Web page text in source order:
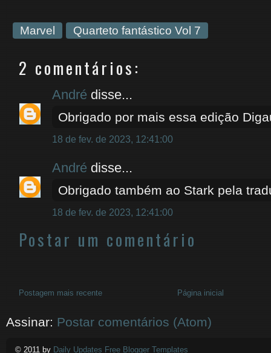
Marvel Quarteto fantástico Vol 7
2 comentários:
André disse...
Obrigado por mais essa edição
18 de fev. de 2023, 12:41:00
André disse...
Obrigado também ao Stark pela
18 de fev. de 2023, 12:41:00
Postar um comentário
Postagem mais recente Página inicial
Assinar: Postar comentários (Atom)
© 2011 by Daily Updates Free Blogger Templates